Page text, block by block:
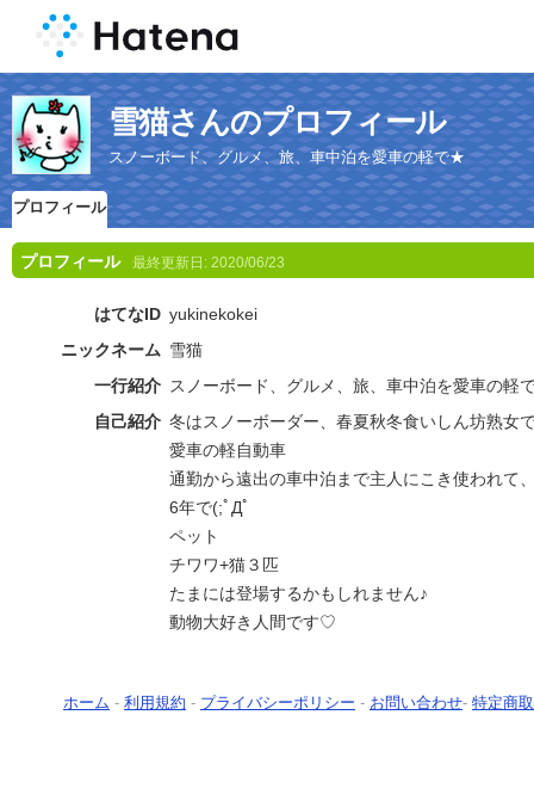
雪猫さんのプロフィール
スノーボード、グルメ、旅、車中泊を愛車の軽で★
プロフィール
プロフィール 最終更新日: 2020/06/23
はてなID yukinekokei
ニックネーム 雪猫
一行紹介 スノーボード、グルメ、旅、車中泊を愛車の軽
自己紹介 冬はスノーボーダー、春夏秋冬食いしん坊熟女
愛車の軽自動車
通勤から遠出の車中泊まで主人にこき使われて
6年で(;ﾟДﾟ
ペット
チワワ+猫３匹
たまには登場するかもしれません♪
動物大好き人間です♡
ホーム - 利用規約 - プライバシーポリシー - お問い合わせ- 特定商